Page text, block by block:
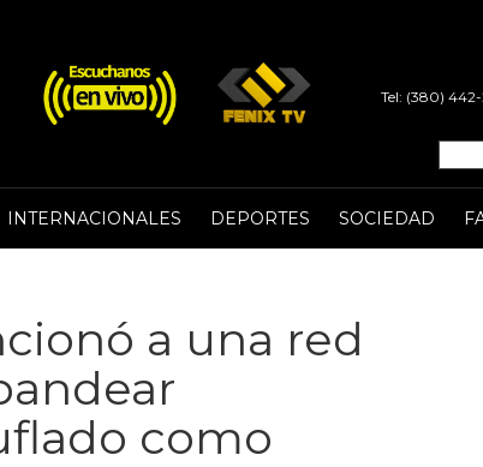
Tel: (380)
INTERNACIONALES DEPORTES SOCIEDAD
a una red
como